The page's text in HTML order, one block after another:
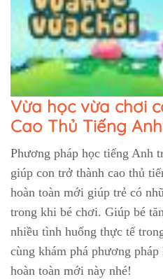
Vừa học vừa chơi
Cao Thủ Tiếng
Phương pháp học tiếng Anh
giúp con trở thành cao thủ
hoàn toàn mới giúp trẻ có
trong khi bé chơi. Giúp bé
nhiều tình huống thực tế
cùng khám phá phương
hoàn toàn mới này nhé!